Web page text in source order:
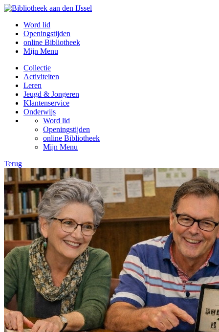
Word lid
Openingstijden
online Bibliotheek
Mijn Menu
Collectie
Activiteiten
Leren
Jeugd & Jongeren
Klantenservice
Onderwijs
Word lid
Openingstijden
online Bibliotheek
Mijn Menu
Terug